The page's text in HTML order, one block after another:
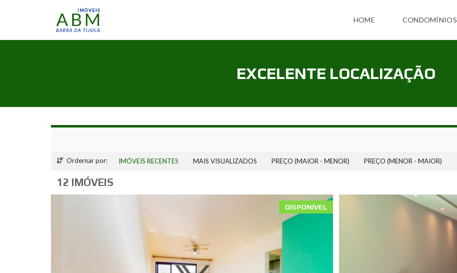
HOME CONDOMÍNIOS
EXCELENTE LOCALIZAÇÃO
Ordernar por: IMÓVEIS RECENTES MAIS VISUALIZADOS PREÇO (MAIOR - MENOR) PREÇO (MENOR - MAIOR)
12 IMÓVEIS
DISPONÍVEL